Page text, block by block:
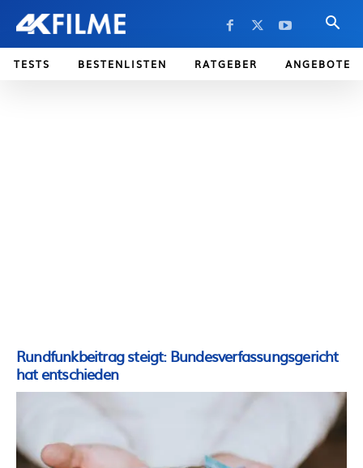
TESTS BESTENLISTEN RATGEBER ANGEBOTE
Rundfunkbeitrag steigt: Bundesverfassungsgericht
hat entschieden